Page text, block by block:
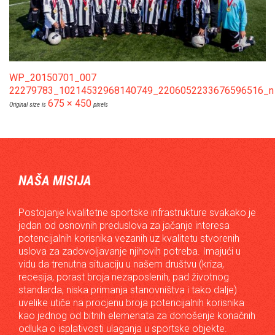
WP_20150701_007
22279783_10214532968140749_2206052233676596516_n
Original size is 675 × 450 pixels
NAŠA MISIJA
Postojanje kvalitetne sportske infrastrukture svakako je
jedan od osnovnih preduslova za jačanje interesa
potencijalnih korisnika vezanih uz kvalitetu stvorenih
uslova za zadovoljavanje njihovih potreba. Imajući u
vidu da trenutna situaciju u našem društvu (kriza,
recesija, porast broja nezaposlenih, pad životnog
standarda, niska primanja stanovništva i tako dalje)
uvelike utiče na procjenu broja potencijalnih korisnika
kao jednog od bitnih elemenata za donošenje konačnih
odluka o isplativosti ulaganja u sportske objekte.